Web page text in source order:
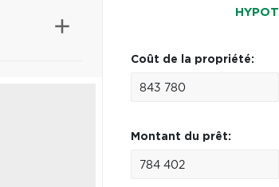
Coût de la propriété:
Montant du prêt: